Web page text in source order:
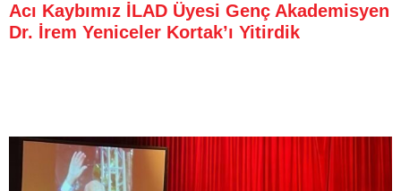
Acı Kaybımız İLAD Üyesi Genç Akademisyen
Dr. İrem Yeniceler Kortak’ı Yitirdik